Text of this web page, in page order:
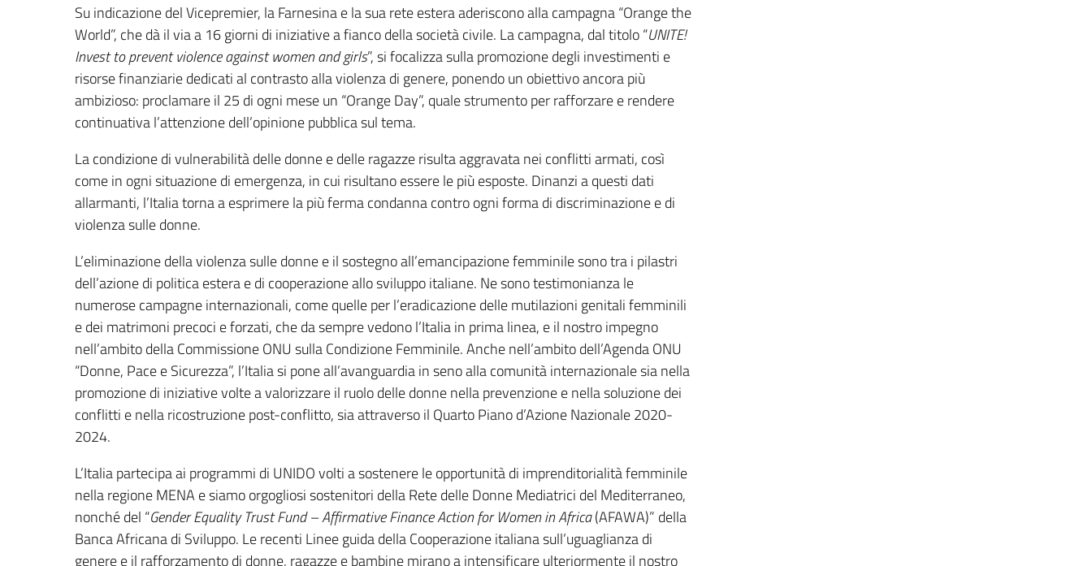
Su indicazione del Vicepremier, la Farnesina e la sua rete estera aderiscono alla campagna “Orange the
World”, che dà il via a 16 giorni di iniziative a fianco della società civile. La campagna, dal titolo “UNITE!
Invest to prevent violence against women and girls”, si focalizza sulla promozione degli investimenti e
risorse finanziarie dedicati al contrasto alla violenza di genere, ponendo un obiettivo ancora più
ambizioso: proclamare il 25 di ogni mese un “Orange Day”, quale strumento per rafforzare e rendere
continuativa l’attenzione dell’opinione pubblica sul tema.
La condizione di vulnerabilità delle donne e delle ragazze risulta aggravata nei conflitti armati, così
come in ogni situazione di emergenza, in cui risultano essere le più esposte. Dinanzi a questi dati
allarmanti, l’Italia torna a esprimere la più ferma condanna contro ogni forma di discriminazione e di
violenza sulle donne.
L’eliminazione della violenza sulle donne e il sostegno all’emancipazione femminile sono tra i pilastri
dell’azione di politica estera e di cooperazione allo sviluppo italiane. Ne sono testimonianza le
numerose campagne internazionali, come quelle per l’eradicazione delle mutilazioni genitali femminili
e dei matrimoni precoci e forzati, che da sempre vedono l’Italia in prima linea, e il nostro impegno
nell’ambito della Commissione ONU sulla Condizione Femminile. Anche nell’ambito dell’Agenda ONU
“Donne, Pace e Sicurezza”, l’Italia si pone all’avanguardia in seno alla comunità internazionale sia nella
promozione di iniziative volte a valorizzare il ruolo delle donne nella prevenzione e nella soluzione dei
conflitti e nella ricostruzione post-conflitto, sia attraverso il Quarto Piano d’Azione Nazionale 2020-
2024.
L’Italia partecipa ai programmi di UNIDO volti a sostenere le opportunità di imprenditorialità femminile
nella regione MENA e siamo orgogliosi sostenitori della Rete delle Donne Mediatrici del Mediterraneo,
nonché del “Gender Equality Trust Fund – Affirmative Finance Action for Women in Africa(AFAWA)” della
Banca Africana di Sviluppo. Le recenti Linee guida della Cooperazione italiana sull’uguaglianza di
genere e il rafforzamento di donne, ragazze e bambine mirano a intensificare ulteriormente il nostro